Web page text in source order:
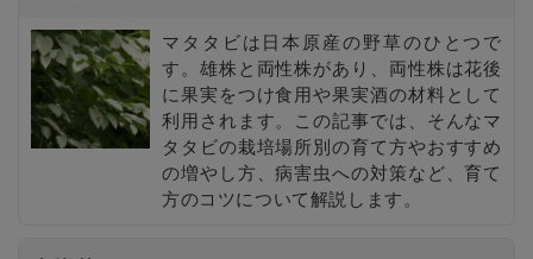
マタタビは日本原産の野草のひとつで
す。雄株と両性株があり、両性株は花後
に果実をつけ食用や果実酒の材料として
利用されます。この記事では、そんなマ
タタビの栽培場所別の育て方やおすすめ
の増やし方、病害虫への対策など、育て
方のコツについて解説します。